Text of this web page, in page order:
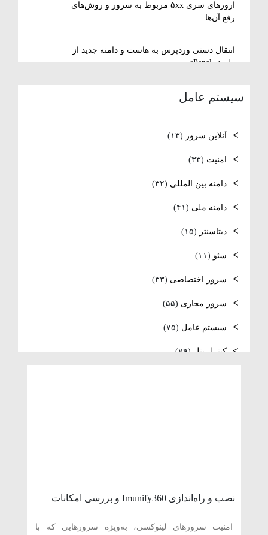
ارورهای سری ۵xx مربوط به سرور و روش‌های
رفع آن‌ها
انتقال دستی وردپرس به هاست و دامنه جدید از
طریق cPanel
Windows Server
سیستم عامل
آنلاین سرور (۱۳)
امنیت (۳۳)
دامنه بین المللی (۳۲)
دامنه ملی (۴۱)
دیتاسنتر (۱۵)
سئو (۱۱)
سرور اختصاصی (۳۳)
سرور مجازی (۵۵)
سیستم عامل (۷۵)
کنترل پنل (۷۹)
ویدئو آموزشی (۱۵) نصب و راه‌اندازی Imunify360 و بررسی امکانات
امنیتی آن در سی‌پنل
امنیت سرورهای لینوکسی، به‌ویژه سرورهایی که با